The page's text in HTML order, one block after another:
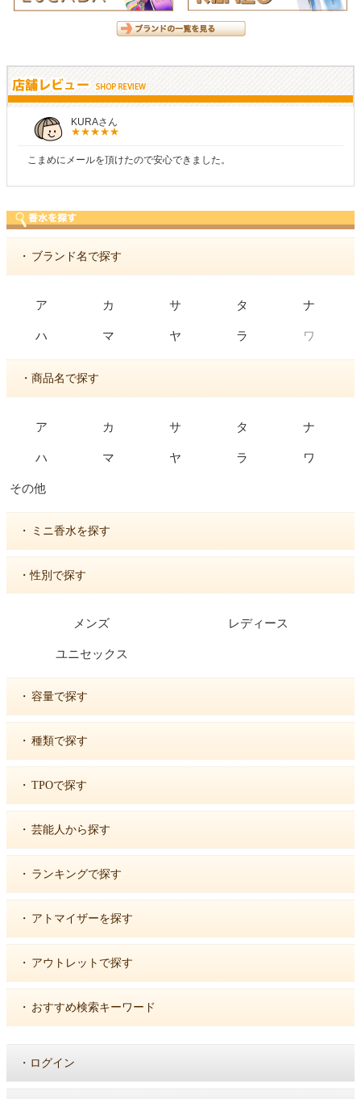
KURAさん
こまめにメールを頂けたので安心できました。
・ ブランド名で探す
ア カ サ タ ナ
ハ マ ヤ ラ ワ
・商品名で探す
ア カ サ タ ナ
ハ マ ヤ ラ ワ
その他
・ ミニ香水を探す
・性別で探す
メンズ レディース
ユニセックス
・ 容量で探す
・ 種類で探す
・ TPOで探す
・ 芸能人から探す
・ ランキングで探す
・ アトマイザーを探す
・ アウトレットで探す
・ おすすめ検索キーワード
・ ログイン